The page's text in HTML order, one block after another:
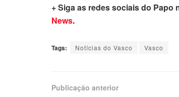
+ Siga as redes sociais do Papo
News.
Tags: Notícias do Vasco Vasco
Publicação anterior